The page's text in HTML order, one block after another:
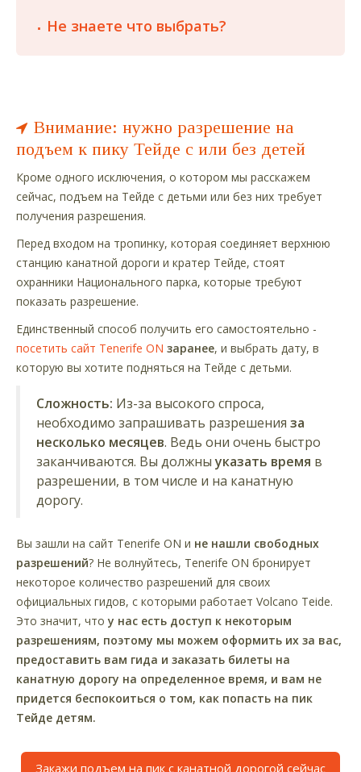
Не знаете что выбрать?
Внимание: нужно разрешение на
подъем к пику Тейде с или без детей
Кроме одного исключения, о котором мы расскажем
сейчас, подъем на Тейде с детьми или без них требует
получения разрешения.
Перед входом на тропинку, которая соединяет верхнюю
станцию канатной дороги и кратер Тейде, стоят
охранники Национального парка, которые требуют
показать разрешение.
Единственный способ получить его самостоятельно -
посетить сайт Tenerife ON заранее, и выбрать дату, в
которую вы хотите подняться на Тейде с детьми.
Сложность: Из-за высокого спроса,
необходимо запрашивать разрешения за
несколько месяцев. Ведь они очень быстро
заканчиваются. Вы должныуказать время в
разрешении, в том числе и на канатную
дорогу.
Вы зашли на сайт Tenerife ON и не нашли свободных
разрешений? Не волнуйтесь, Tenerife ON бронирует
некоторое количество разрешений для своих
официальных гидов, с которыми работает Volcano Teide.
Это значит, чтоу нас есть доступ к некоторым
разрешениям, поэтому мы можем оформить их за вас,
предоставить вам гида и заказать билеты на
канатную дорогу на определенное время, и вам не
придется беспокоиться о том, как попасть на пик
Тейде детям.
Закажи подъем на пик с канатной дорогой сейчас